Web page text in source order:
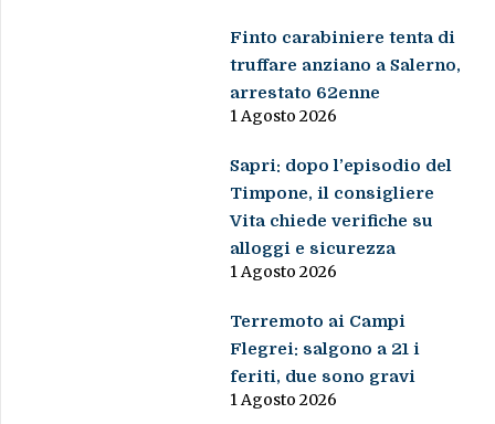
Finto carabiniere tenta di
truffare anziano a Salerno,
arrestato 62enne
1 Agosto 2026
Sapri: dopo l’episodio del
Timpone, il consigliere
Vita chiede verifiche su
alloggi e sicurezza
1 Agosto 2026
Terremoto ai Campi
Flegrei: salgono a 21 i
feriti, due sono gravi
1 Agosto 2026